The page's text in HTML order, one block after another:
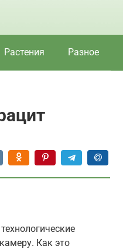
Растения Разное
Как это